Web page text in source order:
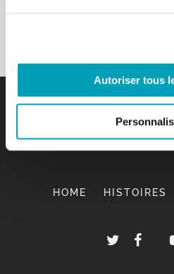
Autoriser tous
HOME HISTOIRES